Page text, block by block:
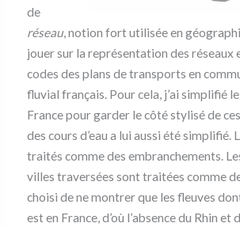
de
réseau, notion fort utilisée en
jouer sur la représentation des réseaux
codes des plans de transports en
fluvial français. Pour cela, j’ai simplifié
France pour garder le côté stylisé de
des cours d’eau a lui aussi été simplifié.
traités comme des embranchements.
villes traversées sont traitées comme
choisi de ne montrer que les fleuves
est en France, d’où l’absence du Rhin et